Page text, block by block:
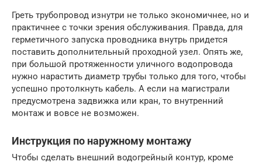
Греть трубопровод изнутри не только экономичнее, но и
практичнее с точки зрения обслуживания. Правда, для
герметичного запуска проводника внутрь придется
поставить дополнительный проходной узел. Опять же,
при большой протяженности уличного водопровода
нужно нарастить диаметр трубы только для того, чтобы
успешно протолкнуть кабель. А если на магистрали
предусмотрена задвижка или кран, то внутренний
монтаж и вовсе не возможен.
Инструкция по наружному монтажу
Чтобы сделать внешний водогрейный контур, кроме